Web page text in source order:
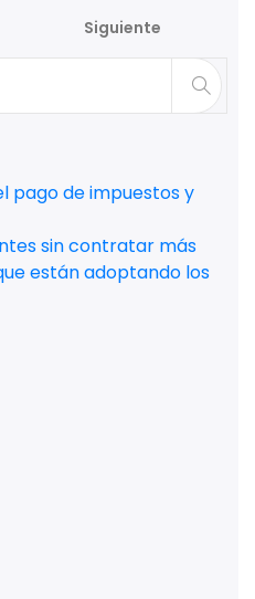
Siguiente
pago de impuestos y
sin contratar más
están adoptando los